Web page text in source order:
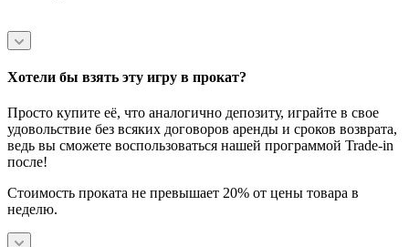
Хотели бы взять эту игру в прокат?
Просто купите её, что аналогично депозиту, играйте в свое
удовольствие без всяких договоров аренды и сроков возврата,
ведь вы сможете воспользоваться нашей программой Trade-in
после!
Стоимость проката не превышает 20% от цены товара в
неделю.